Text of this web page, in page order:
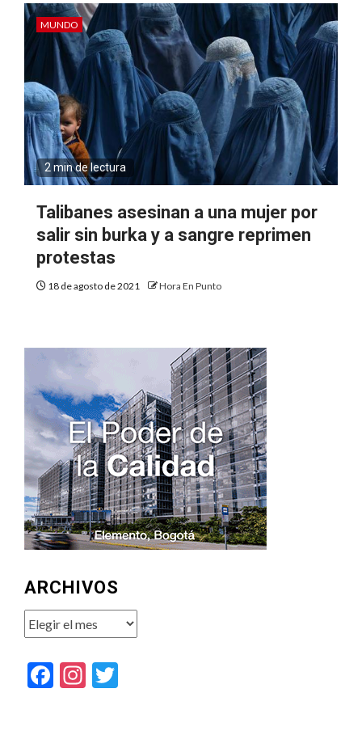
MUNDO
2 min de lectura
Talibanes asesinan a una mujer por
salir sin burka y a sangre reprimen
protestas
18 de agosto de 2021 Hora En Punto
ARCHIVOS
Archivos
Facebook
Instagram